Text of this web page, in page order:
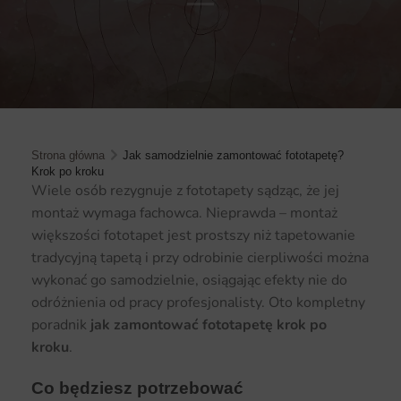
Strona główna
Jak samodzielnie zamontować fototapetę?
Krok po kroku
Wiele osób rezygnuje z fototapety sądząc, że jej
montaż wymaga fachowca. Nieprawda – montaż
większości fototapet jest prostszy niż tapetowanie
tradycyjną tapetą i przy odrobinie cierpliwości można
wykonać go samodzielnie, osiągając efekty nie do
odróżnienia od pracy profesjonalisty. Oto kompletny
poradnik jak zamontować fototapetę krok po
kroku.
Co będziesz potrzebować